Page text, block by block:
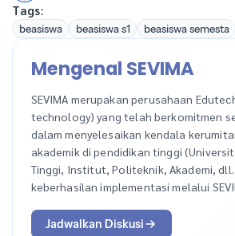
Tags:
beasiswa beasiswa s1 beasiswa semesta
Mengenal SEVIMA
SEVIMA merupakan perusahaan
technology) yang telah berkomitmen
dalam menyelesaikan kendala
akademik di pendidikan tinggi
Tinggi, Institut, Politeknik, Akademi,
keberhasilan implementasi melalui
Jadwalkan Diskusi